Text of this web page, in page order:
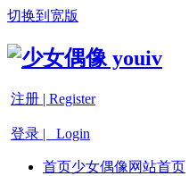
切换到宽版
注册 | Register
登录 | Login
首页少女偶像网站首页